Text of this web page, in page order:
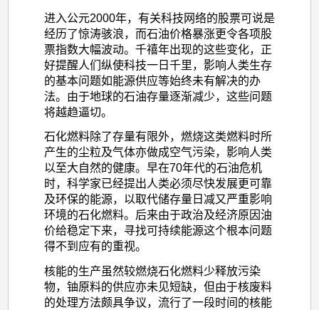
进入公元2000年，有关科技网络的股票可说是
经历了惊涛骇浪，而石油价格暴涨更令各项股
票指数大幅波动。千禧年出现的这些变化，正
好提醒人们纵使科技一日千里，影响人类生存
的基本问题如能源供应等始终未有解决的办
法。由于地球的石油存量逐渐减少，这些问题
将越趋逼切。
石化燃料除了存量有限外，燃烧这类燃料时所
产生的尘粒及气体亦做成空气污染，影响人类
以至大自然的健康。早在70年代的石油危机
时，科学家已经提出人类必须尽快发展更可靠
及环保的能源，以取代储存量日减又严重影响
环境的石化燃料。后来由于政治及经济原因油
价给稳定下来，寻找可持续能源这个根本问题
得不到应有的重视。
核能的生产虽然较燃烧石化燃料少释放污染
物，铀原料的供应亦未见短缺，但由于核废料
的处理方法颇具争议，流行了一段时间的核能